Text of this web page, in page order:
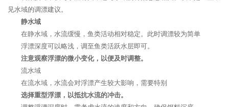
见水域的调漂建议。
静水域
在静水域，水流缓慢，鱼类活动相对稳定。此时调漂较为简单
浮漂深度可以略浅，调至鱼类活跃水层即可。
注意观察浮漂的微小变化，以便及时调整。
流水域
在流水域，水流会对浮漂产生较大影响，需要特别
选择重型浮漂，以抵抗水流的冲击。